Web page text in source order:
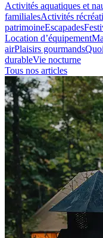
Activités aquatiques et
familialesActivités
patrimoineEscapades
Location d’équipement
airPlaisirs gourmands
durableVie nocturne
Tous nos articles